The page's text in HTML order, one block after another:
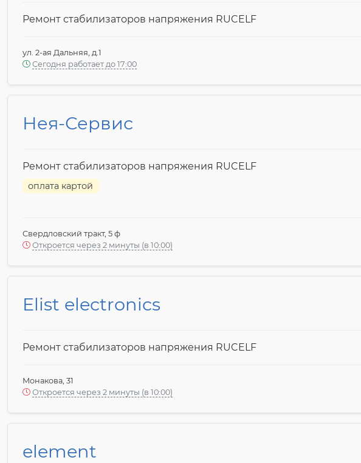
Ремонт стабилизаторов напряжения RUCELF
ул. 2-ая Дальняя, д.1
Сегодня работает до 17:00
Нея-Сервис
Ремонт стабилизаторов напряжения RUCELF
оплата картой
Свердловский тракт, 5 ф
Откроется через 2 минуты (в 10:00)
Elist electronics
Ремонт стабилизаторов напряжения RUCELF
Монакова, 31
Откроется через 2 минуты (в 10:00)
element